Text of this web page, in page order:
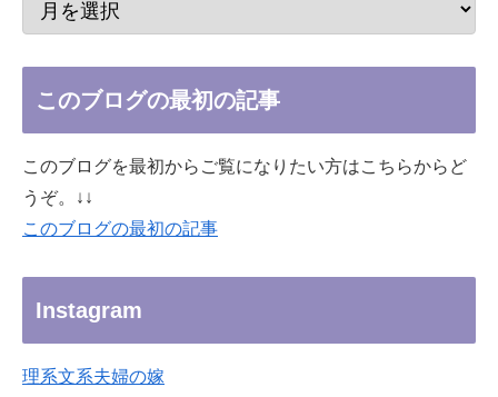
このブログの最初の記事
このブログを最初からご覧になりたい方はこちらからど
うぞ。↓↓
このブログの最初の記事
Instagram
理系文系夫婦の嫁